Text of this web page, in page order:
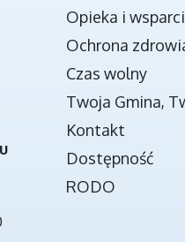
ZE
PAŃSTWA
Opieka i
Ochrona
Czas wolny
Twoja Gmina,
Kontakt
Dostępność
RODO